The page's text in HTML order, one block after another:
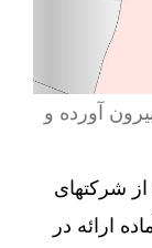
آورده و
شرکتهای
ارائه در